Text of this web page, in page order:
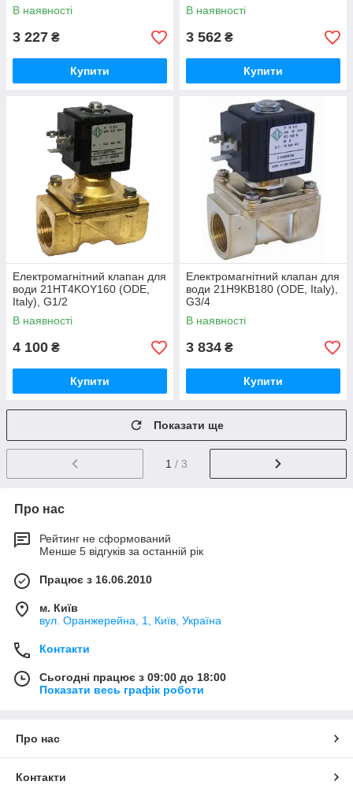
В наявності
3 227 ₴
Купити
В наявності
3 562 ₴
Купити
Електромагнітний клапан для
води 21HT4KOY160 (ODE,
Italy), G1/2
В наявності
4 100 ₴
Купити
Електромагнітний клапан для
води 21H9KB180 (ODE, Italy),
G3/4
В наявності
3 834 ₴
Купити
Показати ще
1 / 3
Про нас
Рейтинг не сформований
Менше 5 відгуків за останній рік
Працює з 16.06.2010
м. Київ
вул. Оранжерейна, 1, Київ, Україна
Контакти
Сьогодні працює з 09:00 до 18:00
Показати весь графік роботи
Про нас
Контакти